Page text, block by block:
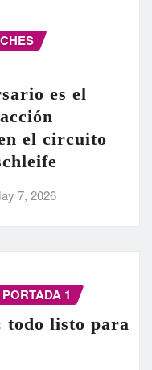
es el
el circuito
7, 2026
PORTADA 1
todo listo para